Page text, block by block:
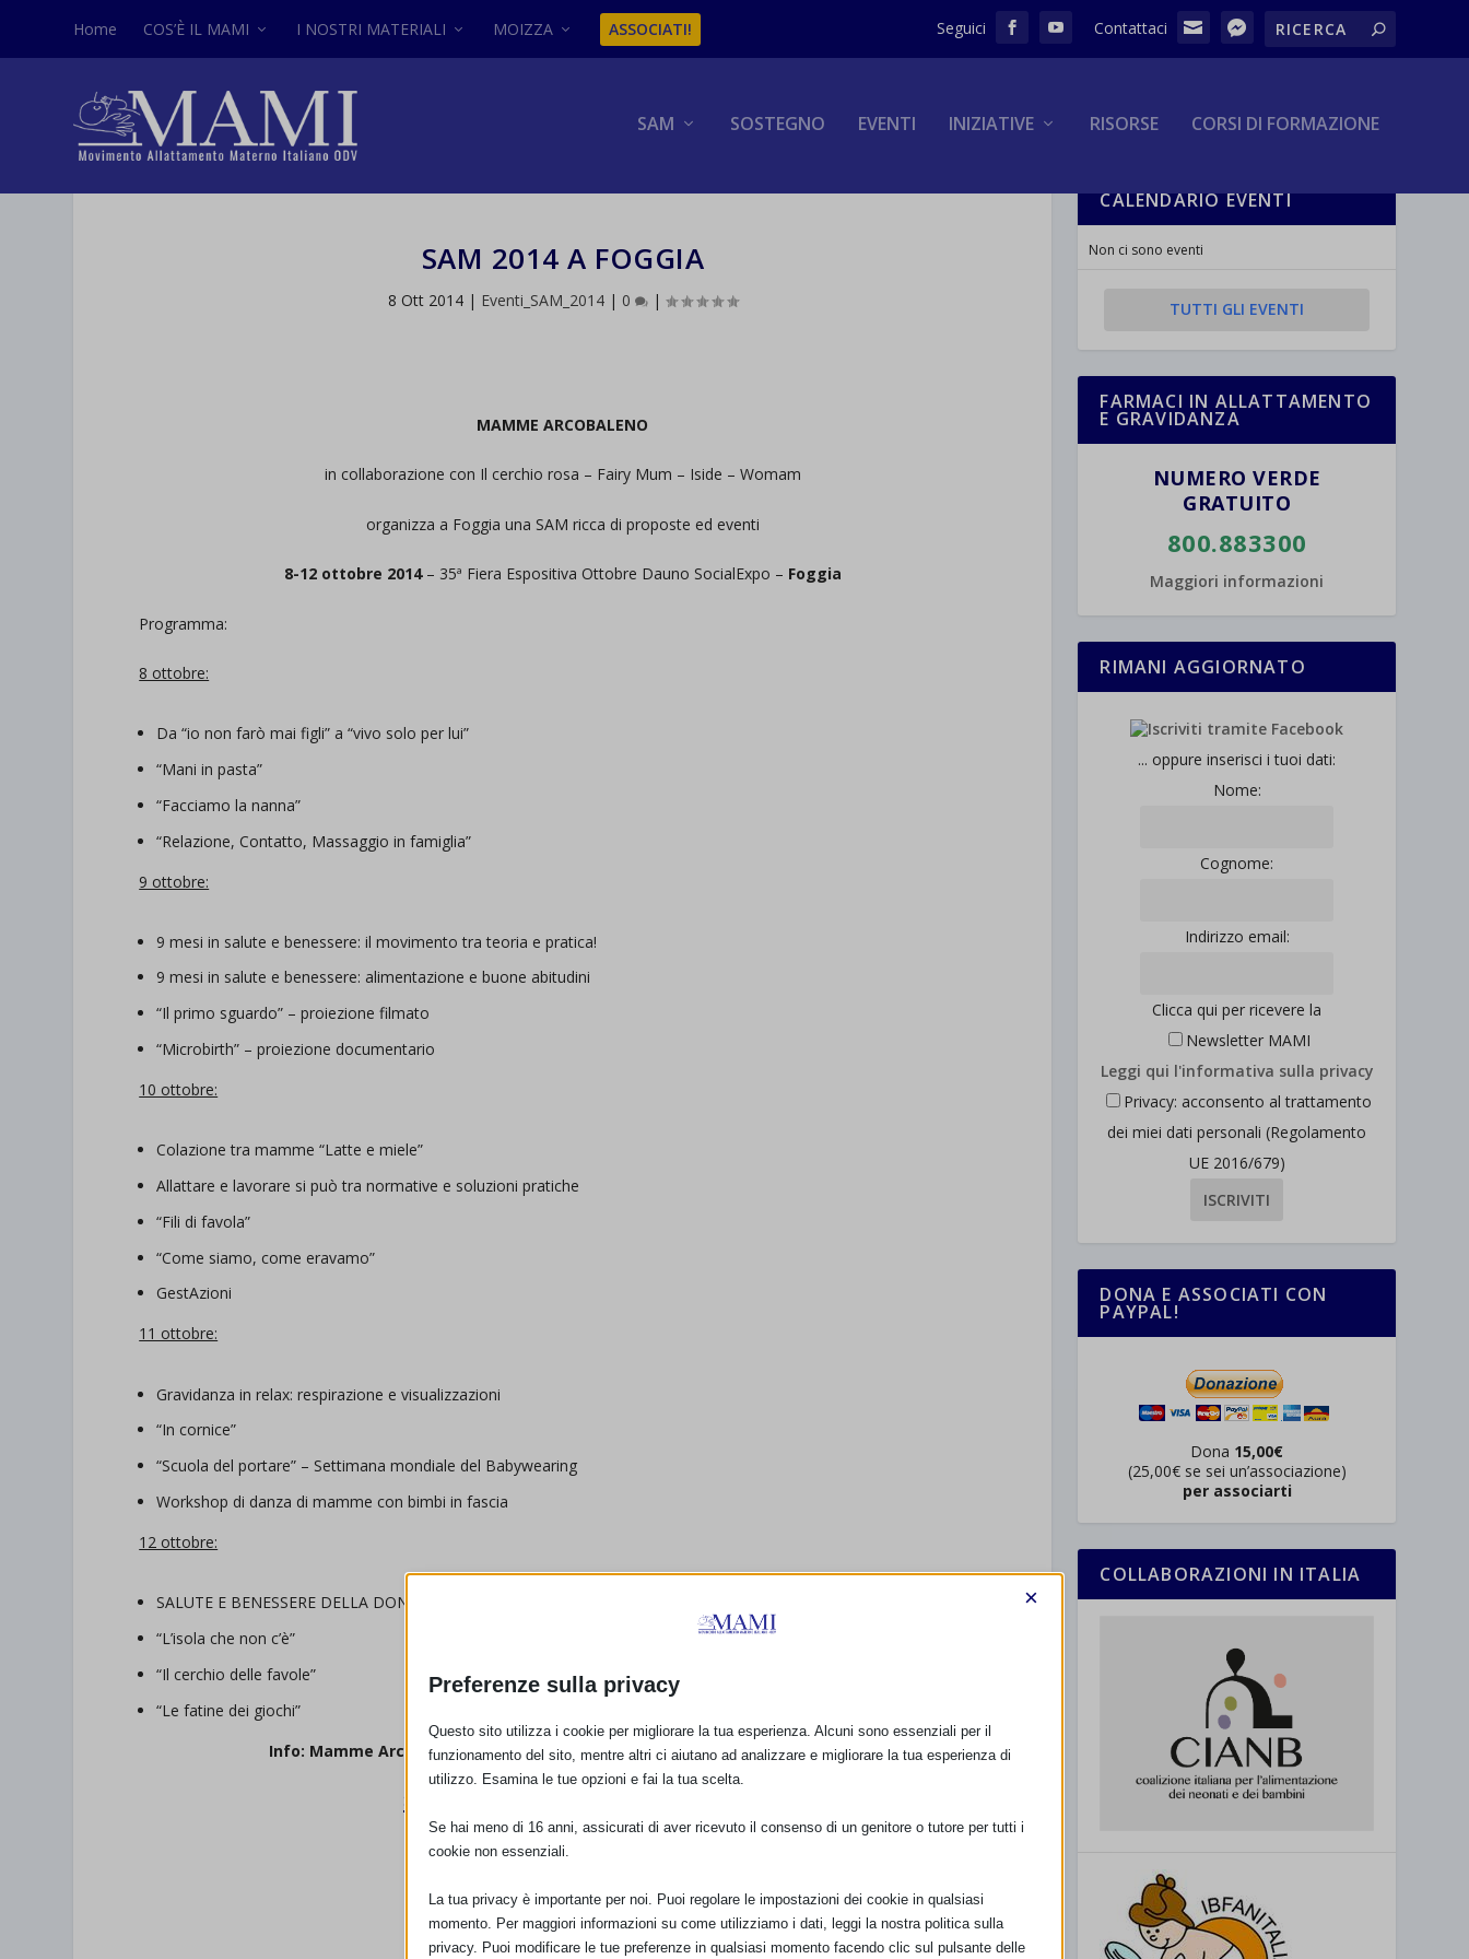
Home COS’È IL MAMI I NOSTRI MATERIALI MOIZZA ASSOCIATI!
SAM SOSTEGNO EVENTI INIZIATIVE RISORSE CORSI DI FORMAZIONE
SAM 2014 A FOGGIA
8 Ott 2014| Eventi_SAM_2014| 0 |
MAMME ARCOBALENO
in collaborazione con Il cerchio rosa – Fairy Mum – Iside – Womam
organizza a Foggia una SAM ricca di proposte ed eventi
8-12 ottobre 2014– 35ª Fiera Espositiva Ottobre Dauno SocialExpo – Foggia
Programma:
8 ottobre:
Da “io non farò mai figli” a “vivo solo per lui”
“Mani in pasta”
“Facciamo la nanna”
“Relazione, Contatto, Massaggio in famiglia”
9 ottobre:
9 mesi in salute e benessere: il movimento tra teoria e pratica!
9 mesi in salute e benessere: alimentazione e buone abitudini
“Il primo sguardo” – proiezione filmato
“Microbirth” – proiezione documentario
10 ottobre:
Colazione tra mamme “Latte e miele”
Allattare e lavorare si può tra normative e soluzioni pratiche
“Fili di favola”
“Come siamo, come eravamo”
GestAzioni
11 ottobre:
Gravidanza in relax: respirazione e visualizzazioni
“In cornice”
“Scuola del portare” – Settimana mondiale del Babywearing
Workshop di danza di mamme con bimbi in fascia
12 ottobre:
SALUTE E BENESSERE DELLA DONNA IN ALLATTAMENTO – Convegno
“L’isola che non c’è”
“Il cerchio delle favole”
“Le fatine dei giochi”
Info: Mamme Arcobaleno – mammearcobaleno@libero.it – tel. 0881-026439
SCARICA LA LOCANDINA
CALENDARIO EVENTI
Non ci sono eventi
TUTTI GLI EVENTI
FARMACI IN ALLATTAMENTO
E GRAVIDANZA
NUMERO VERDE
GRATUITO
800.883300
Maggiori informazioni
RIMANI AGGIORNATO
... oppure inserisci i tuoi dati:
Nome:
Cognome:
Indirizzo email:
Clicca qui per ricevere la
Newsletter MAMI
Leggi qui l'informativa sulla privacy
Privacy: acconsento al trattamento
dei miei dati personali (Regolamento
UE 2016/679)
DONA E ASSOCIATI CON
PAYPAL!
Dona 15,00€
(25,00€ se sei un’associazione)
per associarti
COLLABORAZIONI IN ITALIA
Preferenze sulla privacy
×
Questo sito utilizza i cookie per migliorare la tua esperienza. Alcuni sono essenziali per il
funzionamento del sito, mentre altri ci aiutano ad analizzare e migliorare la tua esperienza di
utilizzo. Esamina le tue opzioni e fai la tua scelta.
Se hai meno di 16 anni, assicurati di aver ricevuto il consenso di un genitore o tutore per tutti i
cookie non essenziali.
La tua privacy è importante per noi. Puoi regolare le impostazioni dei cookie in qualsiasi
momento. Per maggiori informazioni su come utilizziamo i dati, leggi la nostra politica sulla
privacy. Puoi modificare le tue preferenze in qualsiasi momento facendo clic sul pulsante delle